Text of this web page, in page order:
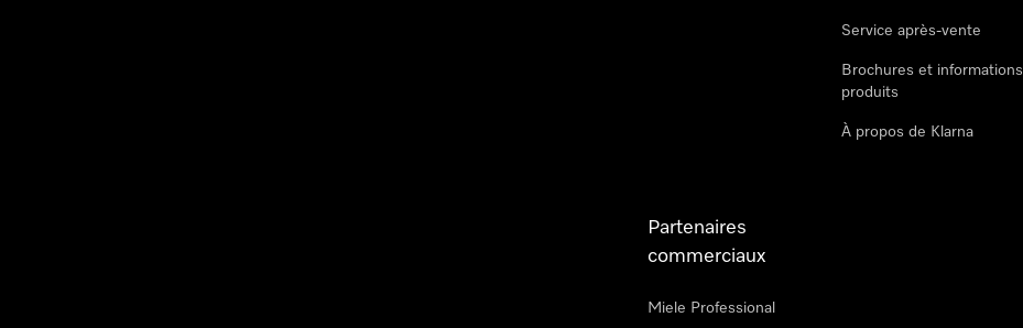
Service après-vente
Brochures et informations
produits
À propos de Klarna
Partenaires
commerciaux
Miele Professional